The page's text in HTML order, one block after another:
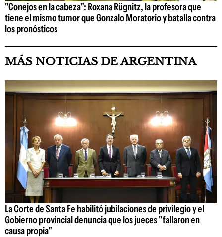
"Conejos en la cabeza": Roxana Rügnitz, la profesora que
tiene el mismo tumor que Gonzalo Moratorio y batalla contra
los pronósticos
MÁS NOTICIAS DE ARGENTINA
La Corte de Santa Fe habilitó jubilaciones de privilegio y el
Gobierno provincial denuncia que los jueces "fallaron en
causa propia"